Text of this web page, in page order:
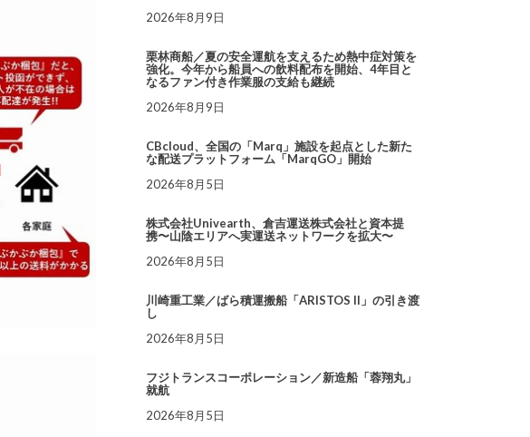
2026年8月9日
栗林商船／夏の安全運航を支えるため熱中症対策を
強化。今年から船員への飲料配布を開始、4年目と
なるファン付き作業服の支給も継続
2026年8月9日
CBcloud、全国の「Marq」施設を起点とした新た
な配送プラットフォーム「MarqGO」開始
2026年8月5日
株式会社Univearth、倉吉運送株式会社と資本提
携〜山陰エリアへ実運送ネットワークを拡大〜
2026年8月5日
川崎重工業／ばら積運搬船「ARISTOS II」の引き渡
し
2026年8月5日
フジトランスコーポレーション／新造船「蓉翔丸」
就航
2026年8月5日